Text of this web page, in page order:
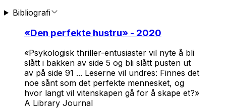
Bibliografi
«Den perfekte hustru» - 2020
«Psykologisk thriller-entusiaster vil nyte å bli
slått i bakken av side 5 og bli slått pusten ut
av på side 91 ... Leserne vil undres: Finnes det
noe sånt som det perfekte mennesket, og
hvor langt vil vitenskapen gå for å skape et?»
A Library Journal